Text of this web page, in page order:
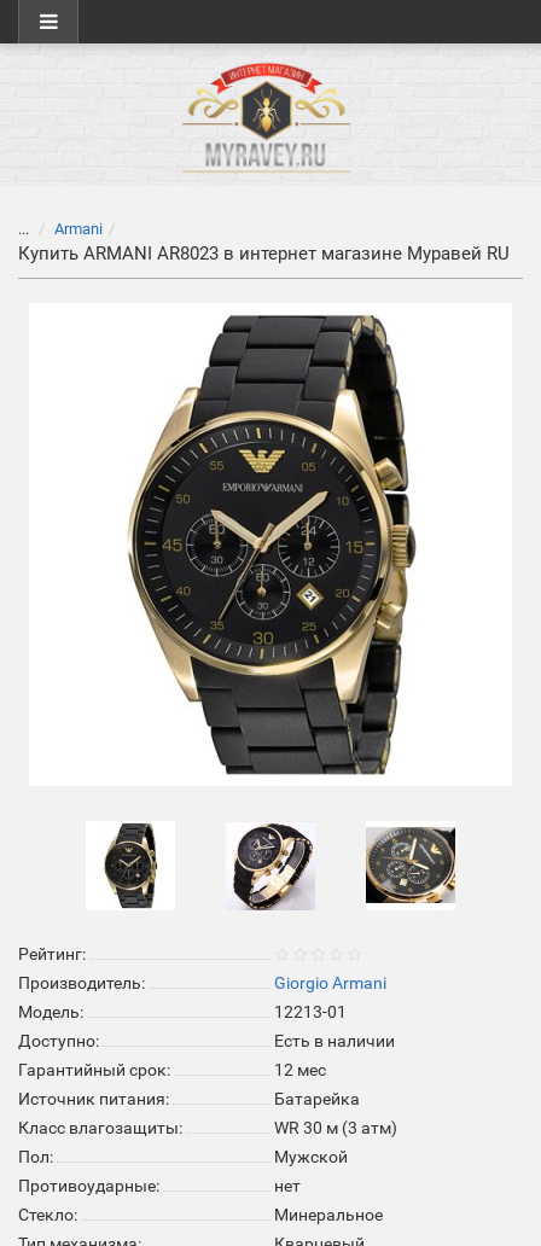
... Armani
Купить ARMANI AR8023 в интернет магазине Муравей RU
Рейтинг:
Производитель:
Giorgio Armani
Модель:
12213-01
Доступно:
Есть в наличии
Гарантийный срок:
12 мес
Источник питания:
Батарейка
Класс влагозащиты:
WR 30 м (3 атм)
Пол:
Мужской
Противоударные:
нет
Стекло:
Минеральное